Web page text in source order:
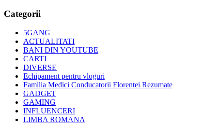
Categorii
5GANG
ACTUALITATI
BANI DIN YOUTUBE
CARTI
DIVERSE
Echipament pentru vloguri
Familia Medici Conducatorii Florentei Rezumate
GADGET
GAMING
INFLUENCERI
LIMBA ROMANA